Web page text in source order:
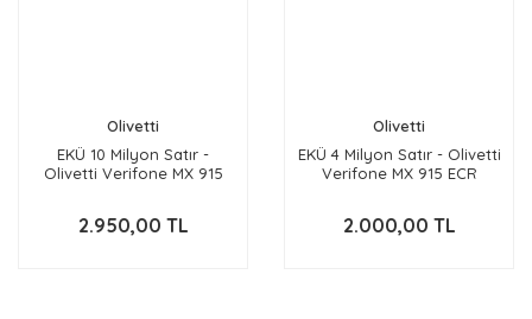
Olivetti
EKÜ 10 Milyon Satır -
Olivetti Verifone MX 915
2.950,00 TL
Olivetti
EKÜ 4 Milyon Satır - Olivetti
Verifone MX 915 ECR
2.000,00 TL